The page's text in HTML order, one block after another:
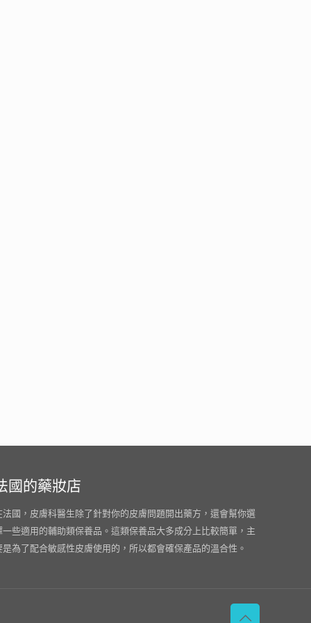
國的藥妝店
法國，皮膚科醫生除了針對你的皮膚問題開出藥方，還會幫你選
一些適用的輔助類保養品。這類保養品大多成分上比較簡單，主
是為了配合敏感性皮膚使用的，所以都會確保產品的溫合性。